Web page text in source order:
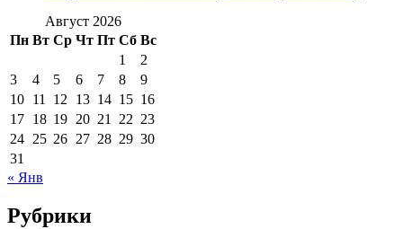
Август 2026
Пн Вт Ср Чт Пт Сб Вс
1
2
3
4 5 6 7 8
9
10 11 12 13 14 15 16
17 18 19 20 21 22 23
24 25 26 27 28 29 30
31
« Янв
Рубрики